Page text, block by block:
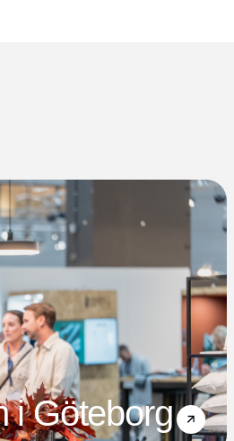
i Göteborg